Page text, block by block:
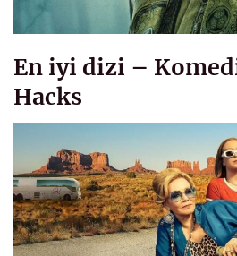
En iyi dizi –
Hacks